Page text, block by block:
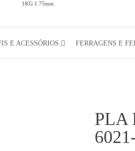
1KG 1.75mm
E ACESSÓRIOS FERRAGENS E
PLA